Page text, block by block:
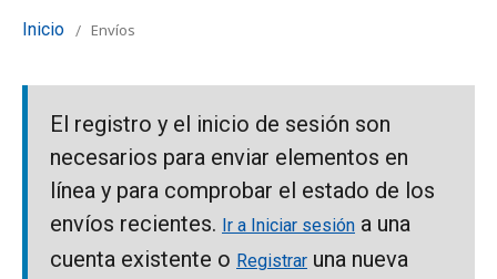
Inicio / Envíos
El registro y el inicio de sesión son
necesarios para enviar elementos en
línea y para comprobar el estado de los
envíos recientes. Ir a Iniciar sesión a una
cuenta existente o Registrar una nueva